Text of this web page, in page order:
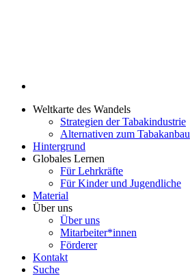
Weltkarte des Wandels
Strategien der Tabakindustrie
Alternativen zum Tabakanbau
Hintergrund
Globales Lernen
Für Lehrkräfte
Für Kinder und Jugendliche
Material
Über uns
Über uns
Mitarbeiter*innen
Förderer
Kontakt
Suche